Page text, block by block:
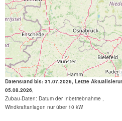
Datenstand bis: 31.07.2026, Letzte
05.08.2026,
Zubau-Daten: Datum der Inbetriebnahme ,
Windkraftanlagen nur über 10 kW